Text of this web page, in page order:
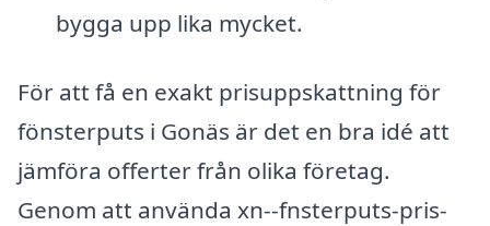
bygga upp lika mycket.
För att få en exakt prisuppskattning för
fönsterputs i Gonäs är det en bra idé att
jämföra offerter från olika företag.
Genom att använda xn--fnsterputs-pris-